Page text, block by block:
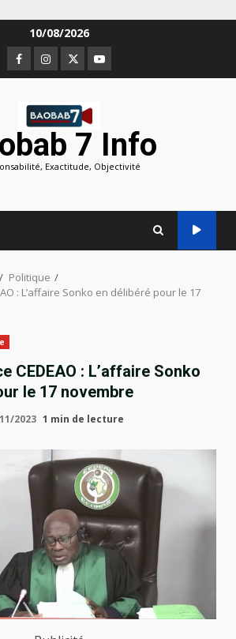
10/08/2026
Facebook
Instagram
TwitterYoutube
7 Info
Exactitude, Objectivité
Politique
: L’affaire Sonko en délibéré pour le 17
CEDEAO : L’affaire Sonko
le 17 novembre
2023 1 min de lecture